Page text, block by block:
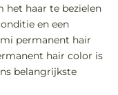
het haar te bezielen
en een
permanent hair
hair color is
belangrijkste